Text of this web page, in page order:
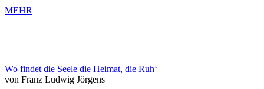
MEHR
Wo findet die Seele die Heimat, die Ruh‘
von Franz Ludwig Jörgens